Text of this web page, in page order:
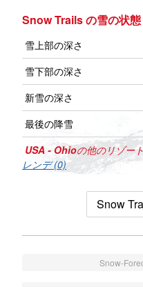
Snow Trails の雪の状態
雪上部の深さ
雪下部の深さ
新雪の深さ
最後の降雪
USA - Ohioの他のリゾー
レンデ (0)
Snow
Snow-